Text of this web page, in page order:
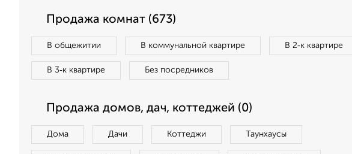
Продажа комнат (673)
В общежитии В коммунальной квартире В 2‑к квартире
В 3‑к квартире Без посредников
Продажа домов, дач, коттеджей (0)
Дома Дачи Коттеджи Таунхаусы